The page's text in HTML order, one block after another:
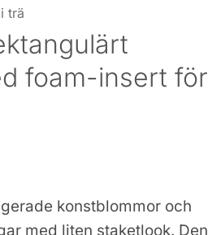
trä
foam-insert för
konstblommor och
med liten staketlook. Den